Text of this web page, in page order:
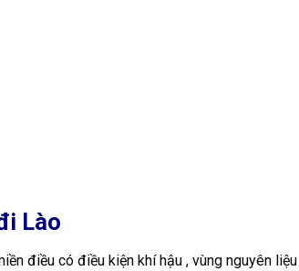
Lào
điều có điều kiện khí hậu , vùng nguyên